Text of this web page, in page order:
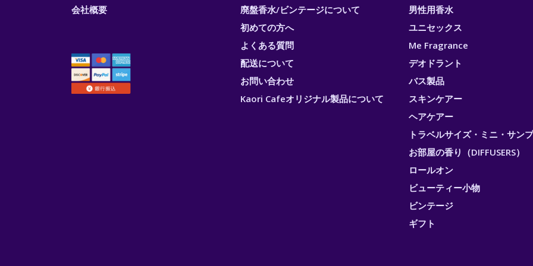
会社概要
廃盤香水/ビンテージについて
初めての方へ
よくある質問
配送について
お問い合わせ
Kaori Cafeオリジナル製品について
男性用香水
ユニセックス
Me Fragrance
デオドラント
バス製品
スキンケアー
ヘアケアー
トラベルサイズ・ミニ・サン
お部屋の香り（DIFFUSERS）
ロールオン
ビューティー小物
ビンテージ
ギフト